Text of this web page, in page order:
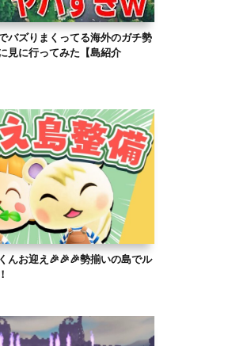
バズりまくってる海外のガチ勢
見に行ってみた【島紹介
んお迎え🎉🎉🎉勢揃いの島でル